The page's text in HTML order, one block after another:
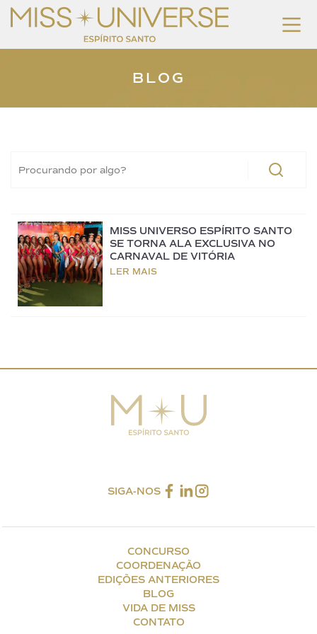
BLOG
MISS UNIVERSO ESPÍRITO SANTO
SE TORNA ALA EXCLUSIVA NO
CARNAVAL DE VITÓRIA
LER MAIS
SIGA-NOS
CONCURSO
COORDENAÇÃO
EDIÇÕES ANTERIORES
BLOG
VIDA DE MISS
CONTATO